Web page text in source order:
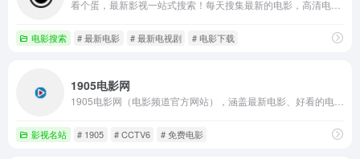
电影搜索 # 最新电影 # 最新电视剧 # 电影下载
1905电影网
影视名站 # 1905 # CCTV6 # 免费电影